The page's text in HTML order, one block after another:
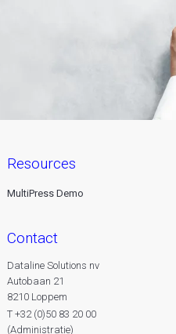
resources
MultiPress Demo
contact
Dataline Solutions nv
Autobaan 21
8210 Loppem
T +32 (0)50 83 20 00
(Administratie)